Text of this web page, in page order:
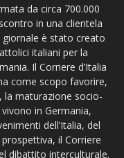
da circa 700.000
in una clientela
è stato creato
italiani per la
Il Corriere d’Italia
come scopo favorire,
la maturazione socio-
in Germania,
dell’Italia, del
il Corriere
dibattito interculturale.